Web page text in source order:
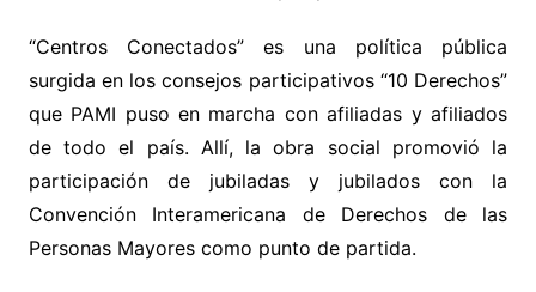
“Centros Conectados” es una política pública
surgida en los consejos participativos “10 Derechos”
que PAMI puso en marcha con afiliadas y afiliados
de todo el país. Allí, la obra social promovió la
participación de jubiladas y jubilados con la
Convención Interamericana de Derechos de las
Personas Mayores como punto de partida.